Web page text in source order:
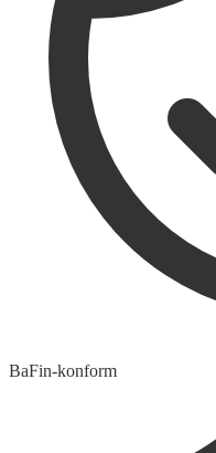
BaFin-konform